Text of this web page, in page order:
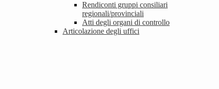
Rendiconti gruppi consiliari
regionali/provinciali
Atti degli organi di controllo
Articolazione degli uffici